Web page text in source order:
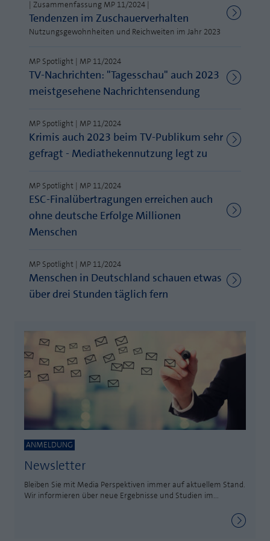
MP auf Mastodon
Newsletter
| Zusammenfassung MP 11/2024 |
Tendenzen im Zuschauerverhalten
Nutzungsgewohnheiten und Reichweiten im Jahr 2023
MP Spotlight | MP 11/2024
TV-Nachrichten: "Tagesschau" auch 2023
meistgesehene Nachrichtensendung
MP Spotlight | MP 11/2024
Krimis auch 2023 beim TV-Publikum sehr
gefragt - Mediathekennutzung legt zu
MP Spotlight | MP 11/2024
ESC-Finalübertragungen erreichen auch
ohne deutsche Erfolge Millionen
Menschen
MP Spotlight | MP 11/2024
Menschen in Deutschland schauen etwas
über drei Stunden täglich fern
ANMELDUNG
Newsletter
Bleiben Sie mit Media Perspektiven immer auf aktuellem Stand.
Wir informieren über neue Ergebnisse und Studien im...
Name fe_typo_user
Laufzeit Session
Zweck
Cookie von TYPO3. Es speichert im Falle
eines Benutzer-Logins die Session ID
mithilfe derer der eingeloggte User
wiedererkannt wird, um ihm Zugang zu
Name PHPSESSID
Anbieter
Laufzeit
Zweck PHPs Standard Sitzungs Identifikation
Cookie-Informationen anzeigen
Statistik und Performance mit AT INTERNET
CROSS-DEVICE ANALYTICS LÖSUNG
Name
Anbieter
Laufzeit 1 Jahr
Zweck
erweiterten Script- und Ereignisbehandlung
Name
Laufzeit 1 Jahr